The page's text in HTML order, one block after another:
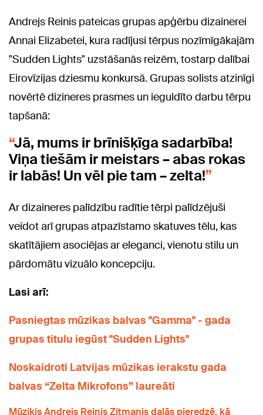
Andrejs Reinis pateicas grupas apģērbu dizainerei
Annai Elizabetei, kura radījusi tērpus nozīmīgākajām
"Sudden Lights" uzstāšanās reizēm, tostarp dalībai
Eirovīzijas dziesmu konkursā. Grupas solists atzinīgi
novērtē dizineres prasmes un ieguldīto darbu tērpu
tapšanā:
Jā, mums ir brīnišķīga sadarbība!
Viņa tiešām ir meistars – abas rokas
ir labās! Un vēl pie tam – zelta!
Ar dizaineres palīdzību radītie tērpi palīdzējuši
veidot arī grupas atpazīstamo skatuves tēlu, kas
skatītājiem asociējas ar eleganci, vienotu stilu un
pārdomātu vizuālo koncepciju.
Lasi arī:
Pasniegtas mūzikas balvas "Gamma" - gada
grupas titulu iegūst "Sudden Lights"
Noskaidroti Latvijas mūzikas ierakstu gada
balvas “Zelta Mikrofons” laureāti
Mūziķis Andrejs Reinis Zitmanis dalās pieredzē, kā